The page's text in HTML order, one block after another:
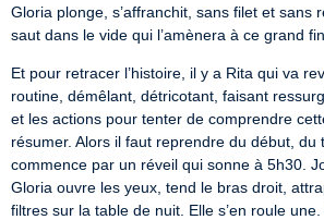
Gloria plonge, s’affranchit, sans filet et sans
saut dans le vide qui l’amènera à ce grand
Et pour retracer l’histoire, il y a Rita qui va
routine, démêlant, détricotant, faisant
et les actions pour tenter de comprendre
résumer. Alors il faut reprendre du début, du
commence par un réveil qui sonne à 5h30.
Gloria ouvre les yeux, tend le bras droit,
filtres sur la table de nuit. Elle s’en roule